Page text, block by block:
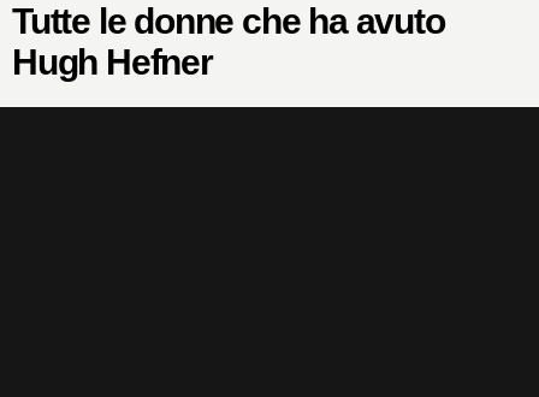
Tutte le donne che ha avuto
Hugh Hefner